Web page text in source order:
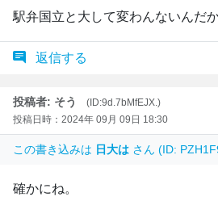
駅弁国立と大して変わんないんだ
返信する
投稿者: そう
(ID:9d.7bMfEJX.)
投稿日時：2024年 09月 09日 18:30
この書き込みは 日大は さん (ID:
確かにね。